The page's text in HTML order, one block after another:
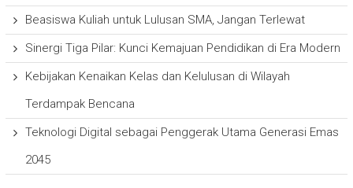
Beasiswa Kuliah untuk Lulusan SMA, Jangan Terlewat
Sinergi Tiga Pilar: Kunci Kemajuan Pendidikan di Era Modern
Kebijakan Kenaikan Kelas dan Kelulusan di Wilayah
Terdampak Bencana
Teknologi Digital sebagai Penggerak Utama Generasi Emas
2045